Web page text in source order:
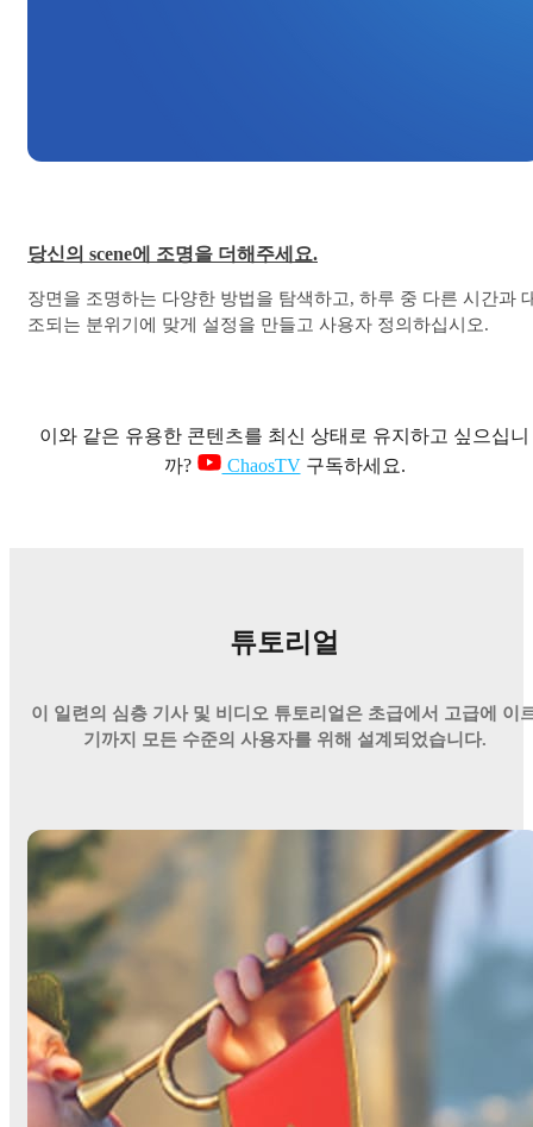
당신의 scene에 조명을 더해주세요.
장면을 조명하는 다양한 방법을 탐색하고, 하루 중 다른 시간과
조되는 분위기에 맞게 설정을 만들고 사용자 정의하십시오.
이와 같은 유용한 콘텐츠를 최신 상태로 유지하고 싶으십니
까?
ChaosTV구독하세요.
튜토리얼
이 일련의 심층 기사 및 비디오 튜토리얼은 초급에서 고급에 이
기까지 모든 수준의 사용자를 위해 설계되었습니다.